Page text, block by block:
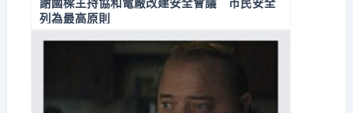
謝國樑主持協和電廠改建安全會議 市民安全
列為最高原則